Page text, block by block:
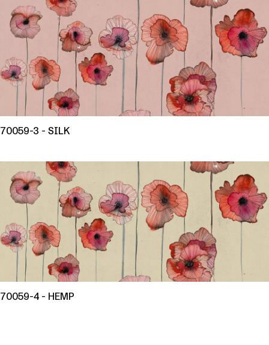
70059-3 - SILK
70059-4 - HEMP